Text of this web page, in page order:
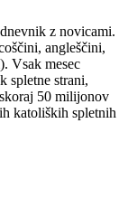
z novicami.
angleščini,
Vsak mesec
spletne strani,
50 milijonov
katoliških spletnih